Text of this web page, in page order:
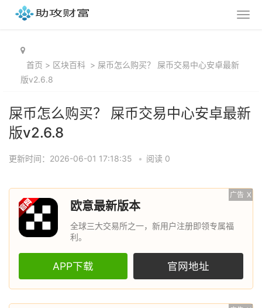
首页 > 区块百科 > 屎币怎么购买？ 屎币交易中心安卓最新
版v2.6.8
屎币怎么购买？ 屎币交易中心安卓最新
版v2.6.8
更新时间：2026-06-01 17:18:35 • 阅读 0
广告 X
欧意最新版本
全球三大交易所之一，新用户注册即领专属福
利。
APP下载 官网地址